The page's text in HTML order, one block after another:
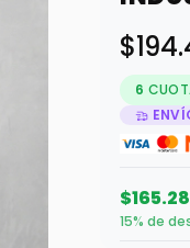
6
15% de